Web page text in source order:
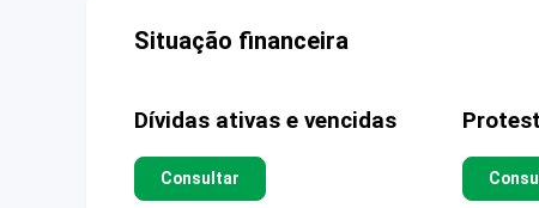
Situação financeira
Dívidas ativas e vencidas
Consultar